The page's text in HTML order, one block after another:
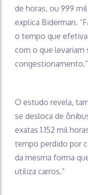
de horas, ou 999
explica Biderman.
o tempo que
com o que levariam
congestionamento.”
O estudo revela,
se desloca de
exatas 1.152 mil
tempo perdido por
da mesma forma
utiliza carros.”